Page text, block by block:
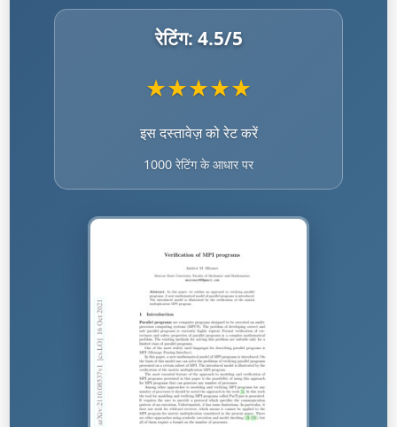
रेटिंग: 4.5/5
★★★★★
इस दस्तावेज़ को रेट करें
1000 रेटिंग के आधार पर